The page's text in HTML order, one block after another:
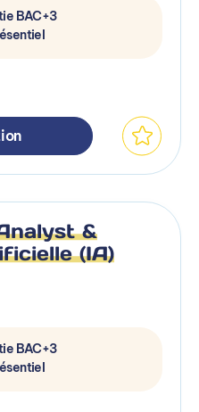
BAC+3
&
(IA)
BAC+3